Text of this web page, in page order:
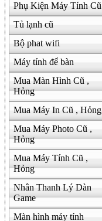
Phụ Kiện Máy Tính Cũ
Tủ lạnh cũ
Bộ phat wifi
Máy tính để bàn
Mua Màn Hình Cũ ,
Hỏng
Mua Máy In Cũ , Hỏng
Mua Máy Photo Cũ ,
Hỏng
Mua Máy Tính Cũ ,
Hỏng
Nhân Thanh Lý Dàn
Game
Màn hình máy tính